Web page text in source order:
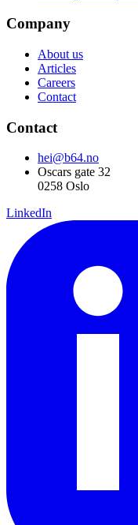
Company
About us
Articles
Careers
Contact
Contact
hei@b64.no
Oscars gate 32
0258 Oslo
LinkedIn